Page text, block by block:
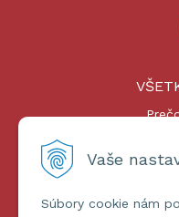
Vaše
Súbory cookie nám